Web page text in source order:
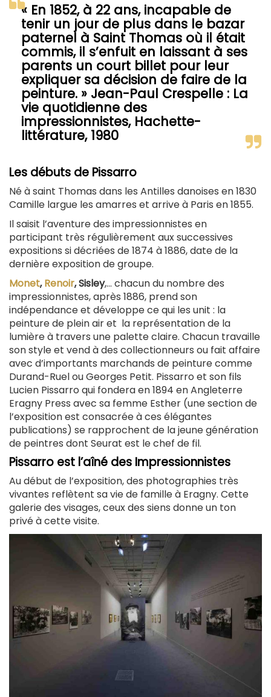
« En 1852, à 22 ans, incapable de
tenir un jour de plus dans le bazar
paternel à Saint Thomas où il était
commis, il s’enfuit en laissant à ses
parents un court billet pour leur
expliquer sa décision de faire de la
peinture. » Jean-Paul Crespelle : La
vie quotidienne des
impressionnistes, Hachette-
littérature, 1980
Les débuts de Pissarro
Né à saint Thomas dans les Antilles danoises en 1830
Camille largue les amarres et arrive à Paris en 1855.
Il saisit l’aventure des impressionnistes en
participant très régulièrement aux successives
expositions si décriées de 1874 à 1886, date de la
dernière exposition de groupe.
Monet,Renoir, Sisley,... chacun du nombre des
impressionnistes, après 1886, prend son
indépendance et développe ce qui les unit : la
peinture de plein air et la représentation de la
lumière à travers une palette claire. Chacun travaille
son style et vend à des collectionneurs ou fait affaire
avec d’importants marchands de peinture comme
Durand-Ruel ou Georges Petit. Pissarro et son fils
Lucien Pissarro qui fondera en 1894 en Angleterre
Eragny Press avec sa femme Esther (une section de
l’exposition est consacrée à ces élégantes
publications) se rapprochent de la jeune génération
de peintres dont Seurat est le chef de fil.
Pissarro est l’aîné des Impressionnistes
Au début de l’exposition, des photographies très
vivantes reflètent sa vie de famille à Eragny. Cette
galerie des visages, ceux des siens donne un ton
privé à cette visite.